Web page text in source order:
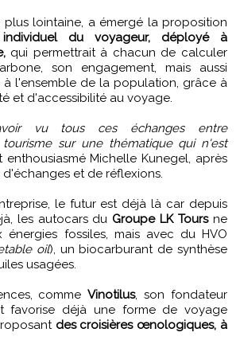
lointaine, a émergé la proposition
du voyageur, déployé à
qui permettrait à chacun de calculer
son engagement, mais aussi
l'ensemble de la population, grâce à
et d'accessibilité au voyage.
vu tous ces échanges entre
tourisme sur une thématique qui n'est
enthousiasmé Michelle Kunegel, après
et de réflexions.
le futur est déjà là car depuis
les autocars du Groupe LK Toursne
fossiles, mais avec du HVO
oil), un biocarburant de synthèse
usagées.
commeVinotilus, son fondateur
favorise déjà une forme de voyage
des croisières œnologiques, à